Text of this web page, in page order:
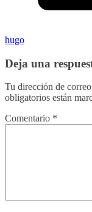
hugo
Deja una
Tu dirección de
obligatorios están
Comentario *